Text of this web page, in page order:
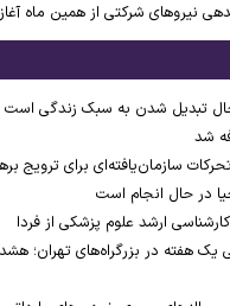
نیرو‌های شرکتی از همین ماه
تبدیل شدن به سبک زندگی است
شد
سازمان‌یافته‌ای برای ترویج
در حال انجام است
ارشد علوم پزشکی از فردا
یک هفته در بزرگراه‌های تهران؛